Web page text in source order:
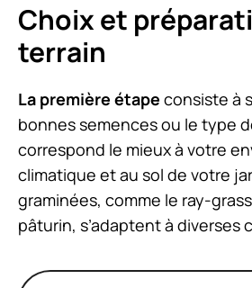
Choix et
terrain
La première étape consiste à
bonnes semences ou le type
correspond le mieux à votre
climatique et au sol de votre
graminées, comme le ray-
pâturin, s’adaptent à diverses